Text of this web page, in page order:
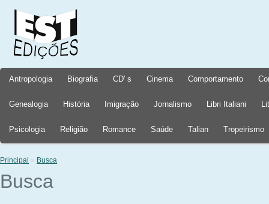
Antropologia Biografia CD' s Cinema Comportamento
Genealogia História Imigração Jornalismo Libri Italiani
Psicologia Religião Romance Saúde Talian Tropeirismo
Principal » Busca
Busca